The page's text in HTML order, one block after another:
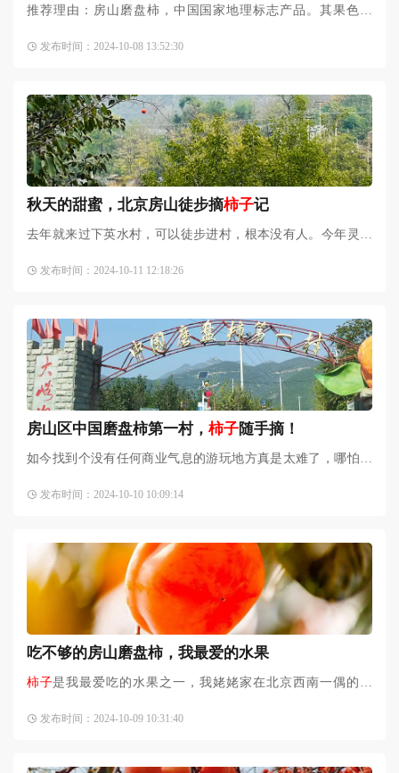
推荐理由：房山磨盘柿，中国国家地理标志产品。其果色艳
有“色胜金依，甘逾玉液”之美誉。明成祖定都北京后，磨盘柿
发布时间：2024-10-08 13:52:30
秋天的甜蜜，北京房山徒步摘柿子记
去年就来过下英水村，可以徒步进村，根本没有人。今年灵狐
择标准：车程：2小时（
发布时间：2024-10-11 12:18:26
房山区中国磨盘柿第一村， 柿子随手摘！
如今找到个没有任何商业气息的游玩地方真是太难了，哪怕是
柿第一村”的村落，保
发布时间：2024-10-10 10:09:14
吃不够的房山磨盘柿，我最爱的水果
柿子是我最爱吃的水果之一，我姥姥家在北京西南一偶的房
有一道缢痕，分为上下两个
发布时间：2024-10-09 10:31:40